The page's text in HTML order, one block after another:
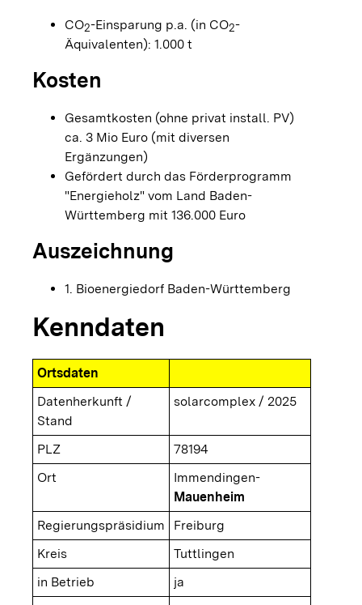
CO2-Einsparung p.a. (in CO2-
Äquivalenten): 1.000 t
Kosten
Gesamtkosten (ohne privat install. PV)
ca. 3 Mio Euro (mit diversen
Ergänzungen)
Gefördert durch das Förderprogramm
"Energieholz" vom Land Baden-
Württemberg mit 136.000 Euro
Auszeichnung
1. Bioenergiedorf Baden-Württemberg
Kenndaten
Ortsdaten
Datenherkunft /
Stand
solarcomplex / 2025
PLZ
78194
Ort
Immendingen-
Mauenheim
Regierungspräsidium
Freiburg
Kreis
Tuttlingen
in Betrieb
ja